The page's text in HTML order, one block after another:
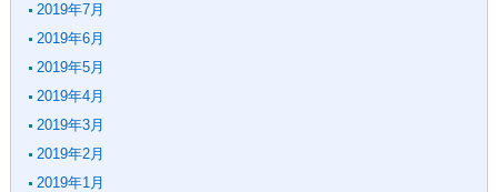
2019年7月
2019年6月
2019年5月
2019年4月
2019年3月
2019年2月
2019年1月